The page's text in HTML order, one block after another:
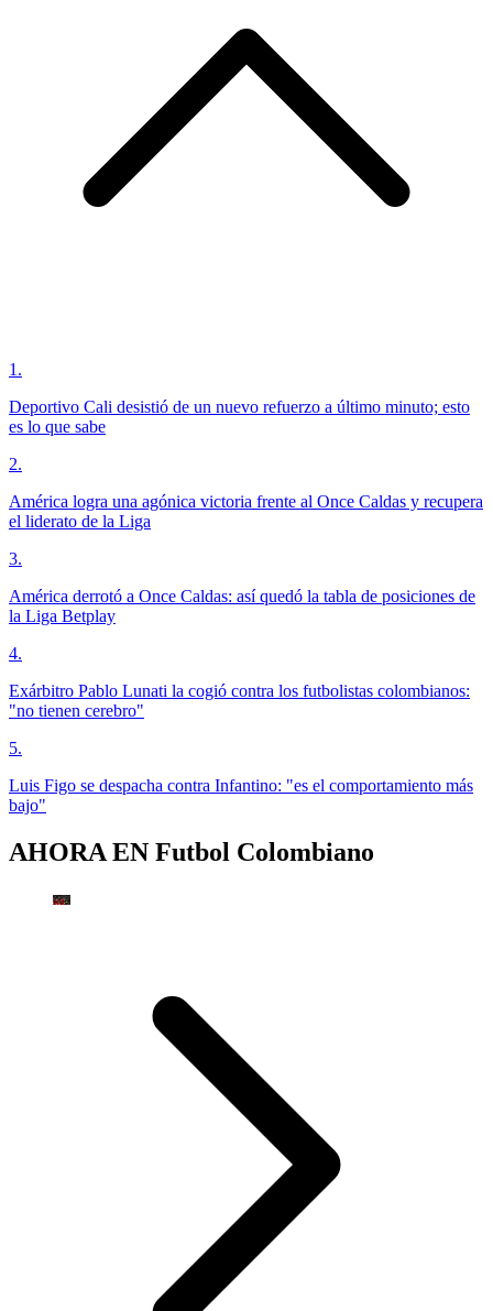
1 .
Deportivo Cali desistió de un nuevo refuerzo a último minuto; esto
es lo que sabe
2.
América logra una agónica victoria frente al Once Caldas y recupera
el liderato de la Liga
3.
América derrotó a Once Caldas: así quedó la tabla de posiciones de
la Liga Betplay
4.
Exárbitro Pablo Lunati la cogió contra los futbolistas colombianos:
"no tienen cerebro"
5.
Luis Figo se despacha contra Infantino: "es el comportamiento más
bajo"
AHORA EN Futbol Colombiano